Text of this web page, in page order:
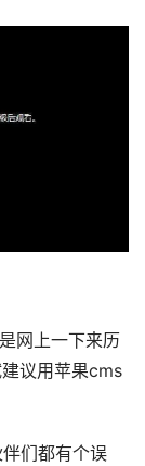
网上一下来历
议用苹果cms
们都有个误